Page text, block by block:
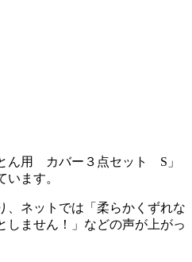
ん用 カバー３点セット S」
ます。
、ネットでは「柔らかくずれな
しません！」などの声が上がっ